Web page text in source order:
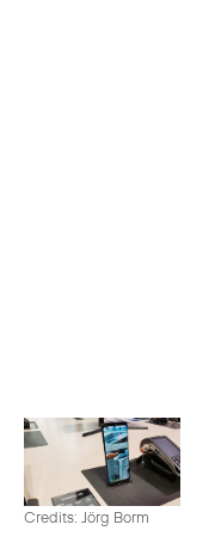
Credits: Jörg Borm